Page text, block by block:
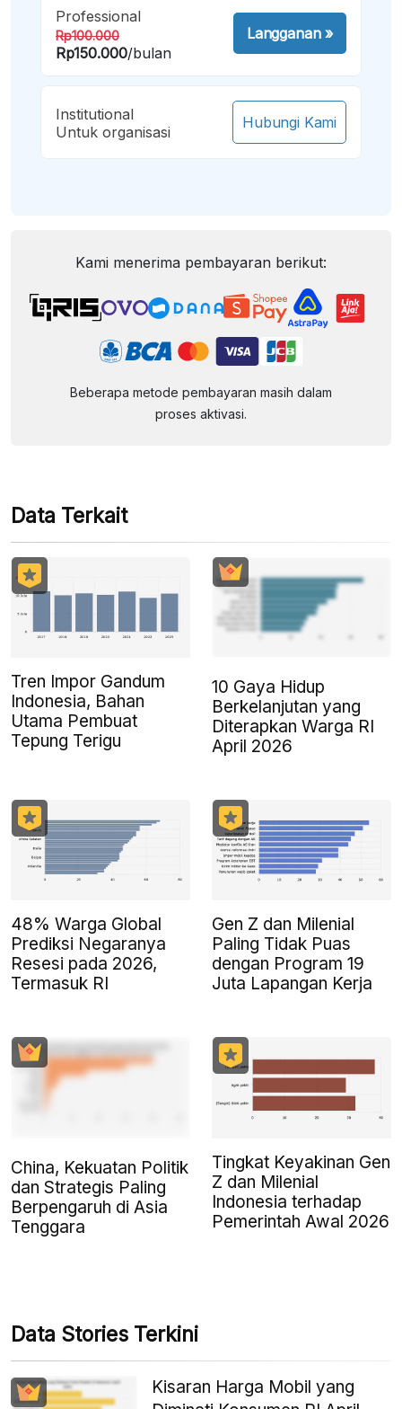
Professional
Rp100.000
Rp150.000/bulan
Langganan»
Institutional
Untuk organisasi
Hubungi Kami
Kami menerima pembayaran berikut:
Beberapa metode pembayaran masih dalam
proses aktivasi.
Data Terkait
Tren Impor Gandum
Indonesia, Bahan
Utama Pembuat
Tepung Terigu
10 Gaya Hidup
Berkelanjutan yang
Diterapkan Warga RI
April 2026
48% Warga Global
Prediksi Negaranya
Resesi pada 2026,
Termasuk RI
Gen Z dan Milenial
Paling Tidak Puas
dengan Program 19
Juta Lapangan Kerja
China, Kekuatan Politik
dan Strategis Paling
Berpengaruh di Asia
Tenggara
Tingkat Keyakinan Gen
Z dan Milenial
Indonesia terhadap
Pemerintah Awal 2026
Data Stories Terkini
Kisaran Harga Mobil yang